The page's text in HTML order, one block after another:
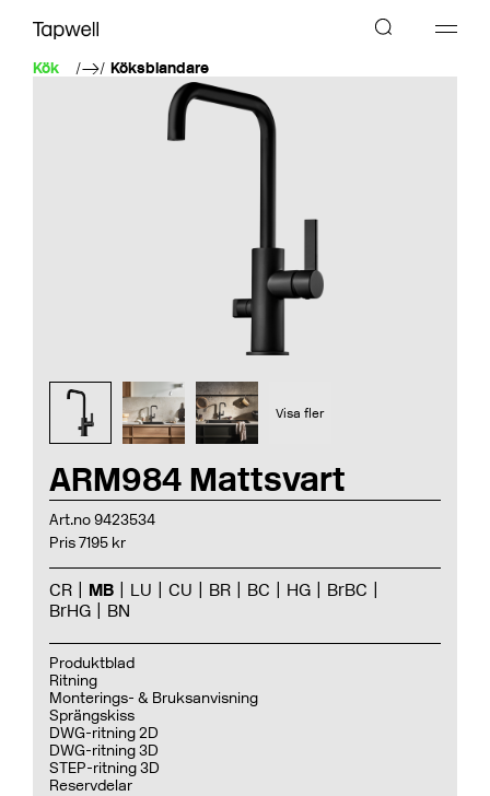
Kök Köksblandare
ARM984 Mattsvart
Art.no 9423534
Pris 7195 kr
CR MB LU CU BR BC HG
BrBC
BrHG
BN
Produktblad
Ritning
Monterings- & Bruksanvisning
Sprängskiss
DWG-ritning 2D
DWG-ritning 3D
STEP-ritning 3D
Reservdelar
Visa fler